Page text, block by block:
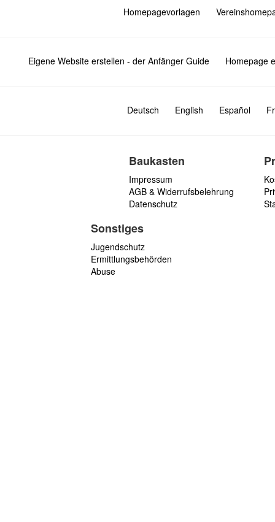
Homepagevorlagen
Eigene Website erstellen - der Anfänger Guide Homepage
Deutsch English Español
Baukasten
Impressum
AGB & Widerrufsbelehrung
Datenschutz
Sonstiges
Jugendschutz
Ermittlungsbehörden
Abuse